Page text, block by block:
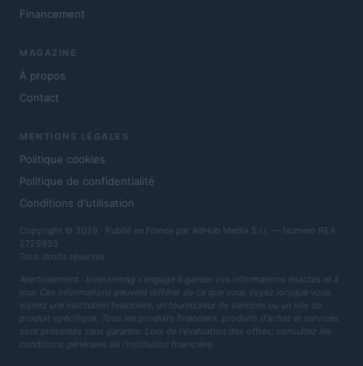
Financement
MAGAZINE
À propos
Contact
MENTIONS LÉGALES
Politique cookies
Politique de confidentialité
Conditions d'utilisation
Copyright © 2026 · Publié en France par AdHub Media S.r.l. — Numero REA
2729933
Tous droits réservés
Avertissement : Investirmag s'engage à garder vos informations exactes et à
jour. Ces informations peuvent différer de ce que vous voyez lorsque vous
visitez une institution financière, un fournisseur de services ou un site de
produit spécifique. Tous les produits financiers, produits d'achat et services
sont présentés sans garantie. Lors de l'évaluation des offres, consultez les
conditions générales de l'institution financière.